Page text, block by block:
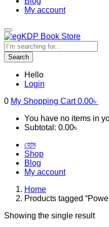
My account
Search
Hello
Login
0 My Shopping Cart0.00৳
You have no items in
Subtotal: 0.00৳
হোম
Shop
Blog
My account
Home
Products tagged
Showing the single result